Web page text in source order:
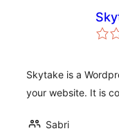
Skytake is a
your website. It is
Sabri